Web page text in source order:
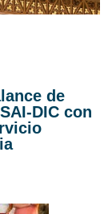
de
DIC con